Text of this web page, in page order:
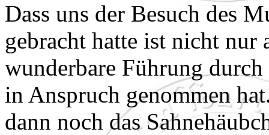
Dass uns der Besuch des
gebracht hatte ist nicht nur
wunderbare Führung
in Anspruch genommen
dann noch das